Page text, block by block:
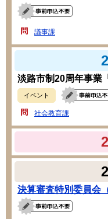
議事課
淡路市制20周年事
イベント
社会教育課
決算審査特別委員